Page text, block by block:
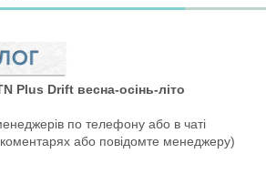
Plus Drift весна-осінь-літо
по телефону або в чаті
або повідомте менеджеру)